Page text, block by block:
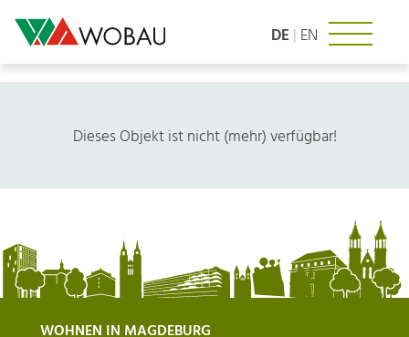
Inhalt
DE | EN
Dieses Objekt ist nicht (mehr) verfügbar!
WOHNEN IN MAGDEBURG